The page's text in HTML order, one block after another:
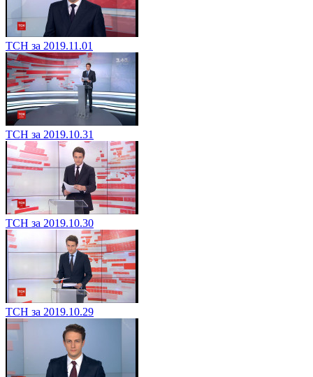
ТСН за 2019.11.01
ТСН за 2019.10.31
ТСН за 2019.10.30
ТСН за 2019.10.29